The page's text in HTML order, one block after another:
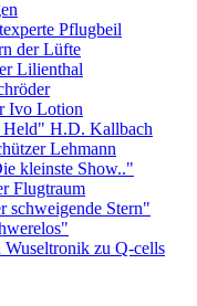
Pflugbeil
der Lüfte
Lilienthal
Ivo Lotion
H.D. Kallbach
Lehmann
kleinste Show.."
Flugtraum
schweigende Stern"
zu Q-cells